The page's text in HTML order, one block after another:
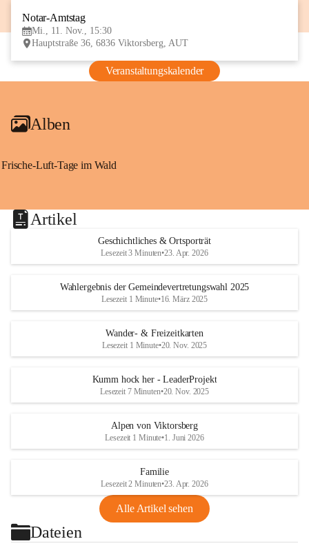
Notar-Amtstag
Mi., 11. Nov., 15:30
Hauptstraße 36, 6836 Viktorsberg, AUT
Veranstaltungskalender
Alben
Frische-Luft-Tage im Wald
Artikel
Geschichtliches & Ortsporträt
Lesezeit 3 Minuten•23. Apr. 2026
Wahlergebnis der Gemeindevertretungswahl 2025
Lesezeit 1 Minute•16. März 2025
Wander- & Freizeitkarten
Lesezeit 1 Minute•20. Nov. 2025
Kumm hock her - LeaderProjekt
Lesezeit 7 Minuten•20. Nov. 2025
Alpen von Viktorsberg
Lesezeit 1 Minute•1. Juni 2026
Familie
Lesezeit 2 Minuten•23. Apr. 2026
Alle Artikel sehen
Dateien